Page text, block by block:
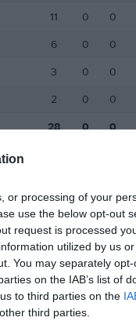
or processing of your
use the below opt-out
request is processed
utilized by us
You may separately
on the IAB’s list of
to third parties on the
third parties.
11 0 0
6 0 0
3 0 0
2 0 0
28 0 0
Röda kort